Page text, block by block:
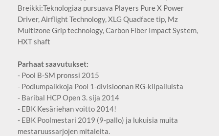
Breikki:Teknologiaa pursuava Players Pure X Power
Driver, Airflight Technology, XLG Quadface tip, Mz
Multizone Grip technology, Carbon Fiber Impact System,
HXT shaft
Parhaat saavutukset:
- Pool B-SM pronssi 2015
- Podiumpaikkoja Pool 1-divisioonan RG-kilpailuista
- Baribal HCP Open 3. sija 2014
- EBK Kesäriehan voitto 2014!
- EBK Poolmestari 2019 (9-pallo) ja lukuisia muita
mestaruussarjojen mitaleita.